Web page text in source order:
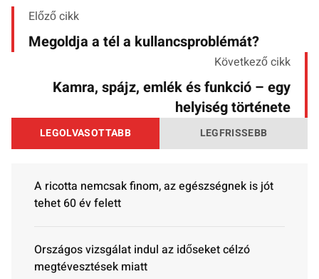
Előző cikk
Megoldja a tél a kullancsproblémát?
Következő cikk
Kamra, spájz, emlék és funkció – egy
helyiség története
LEGOLVASOTTABB LEGFRISSEBB
A ricotta nemcsak finom, az egészségnek is jót
tehet 60 év felett
Országos vizsgálat indul az időseket célzó
megtévesztések miatt